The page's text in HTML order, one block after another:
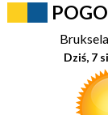
Bruksela
Dziś, 7